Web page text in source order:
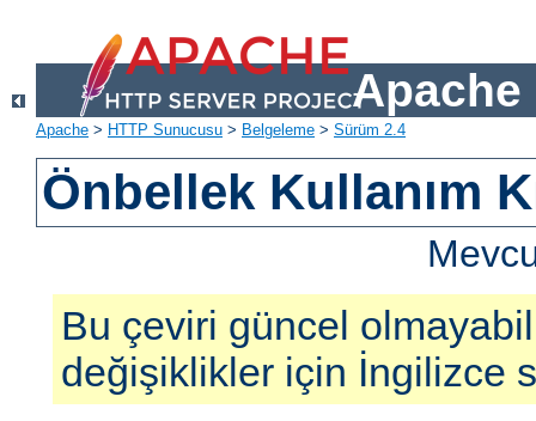
Apache
Apache > HTTP Sunucusu > Belgeleme > Sürüm 2.4
Önbellek Kullanım
Bu çeviri güncel
değişiklikler için İngilizce